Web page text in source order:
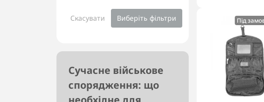
Скасувати Виберіть фільтри
Сучасне військове
спорядження: що
Під